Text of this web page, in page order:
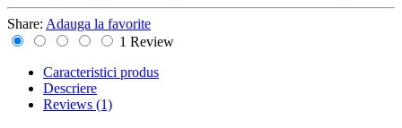
Share: Adauga la favorite
1 Review
Caracteristici produs
Descriere
Reviews (1)